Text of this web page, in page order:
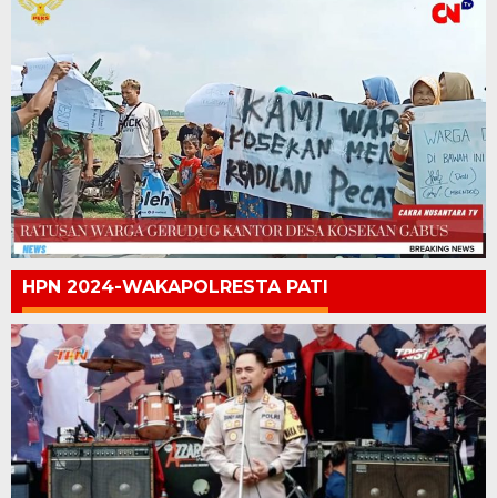
HPN 2024-WAKAPOLRESTA PATI